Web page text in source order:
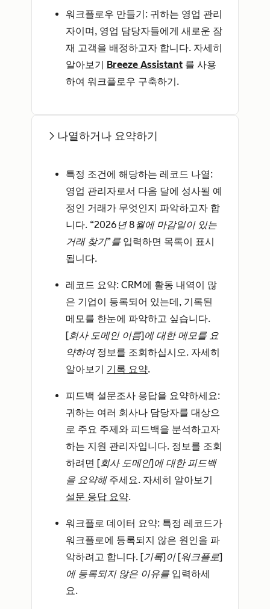
워크플로우 만들기: 귀하는 영업 관리
자이며, 영업 담당자들에게 새로운 잠
재 고객을 배정하고자 합니다. 자세히
알아보기 Breeze Assistant 를 사용
하여 워크플로우 구축하기.
나열하거나 요약하기
특정 조건에 해당하는 레코드 나열:
영업 관리자로서 다음 달에 성사될 예
정인 거래가 무엇인지 파악하고자 합
니다. “2026년 8월에 마감일이 있는
거래 찾기”를 입력하면 목록이 표시
됩니다.
레코드 요약: CRM에 활동 내역이 많
은 기업이 등록되어 있는데, 기록된
메모를 한눈에 파악하고 싶습니다.
[회사 도메인 이름]에 대한 메모를 요
약하여정보를 조회하십시오. 자세히
알아보기 기록 요약.
피드백 설문조사 응답을 요약하세요:
귀하는 여러 회사나 담당자를 대상으
로 주요 주제와 피드백을 분석하고자
하는 지원 관리자입니다. 정보를 조회
하려면 [회사 도메인]에 대한 피드백
을 요약해주세요. 자세히 알아보기
설문 응답 요약.
워크플로 데이터 요약: 특정 레코드가
워크플로에 등록되지 않은 원인을 파
악하려고 합니다. [기록]이 [워크플로]
에 등록되지 않은 이유를 입력하세
요.